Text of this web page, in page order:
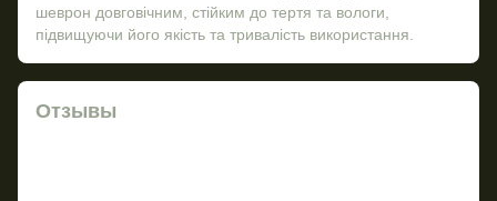
шеврон довговічним, стійким до тертя та вологи,
підвищуючи його якість та тривалість використання.
Отзывы